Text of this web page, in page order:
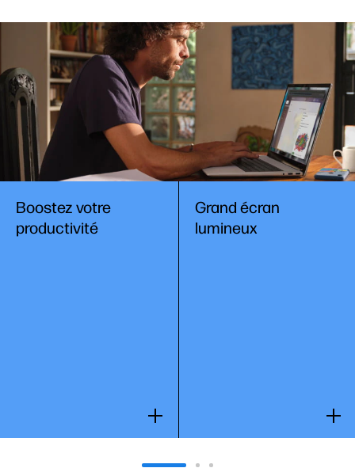
Boostez votre
productivité
Grand écran
lumineux